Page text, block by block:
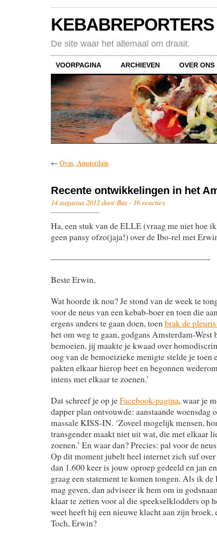
KEBABREPORTERS
De site waar het allemaal om draait.
VOORPAGINA ARCHIEVEN OVER ONS
← Ovas, Amsterdam
Recente ontwikkelingen in het
14 augustus 2012 door Bas · 16 reacties
Ha, een stuk van de ELLE (vraag me niet hoe
geen pansy ofzo(jaja!) over de Ibo-rel met
———————————————————-
Beste Erwin,
Wat hoorde ik nou? Je stond van de week te
voor de neus van een kebab-boer en toen die
ergens anders te gaan doen, toenbrak de
het om weg te gaan, godgans Amsterdam-West
bemoeien, jij maakte je kwaad over
oog van de bemoeizieke menigte stelde je toen
pakten elkaar hierop beet en begonnen
intens met elkaar te zoenen.’
Dat schreef je op jeFacebook-pagina, waar je
dapper plan ontvouwde: aanstaande woensdag
massale KISS-IN. ‘Zoveel mogelijk mensen,
transgender maakt niet uit wat, die met elkaar
zoenen.’ En waar dan? Precies: pal voor de
Op dit moment jubelt heel internet zich suf
dan 1.600 keer is jouw oproep gedeeld en jan
graag een statement te komen tongen. Als ik
mag geven, dan adviseer ik hem om in
klaar te zetten voor al die speekselklodders op
weet heeft hij een nieuwe klacht aan zijn
Toch, Erwin?